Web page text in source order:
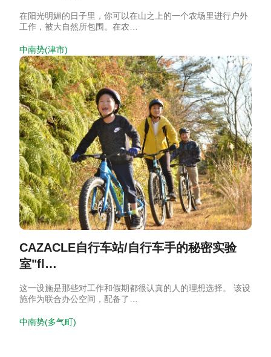
在阳光明媚的日子里，你可以在山之上的一个农场里进行户外
工作，被大自然所包围。在农…
中南势(津市)
CAZACLE自行车站/自行车手的秘密实验
室"fl…
这一设施是那些对工作和假期都很认真的人的理想选择。 该设
施作为联合办公空间，配备了…
中南势(多气町)